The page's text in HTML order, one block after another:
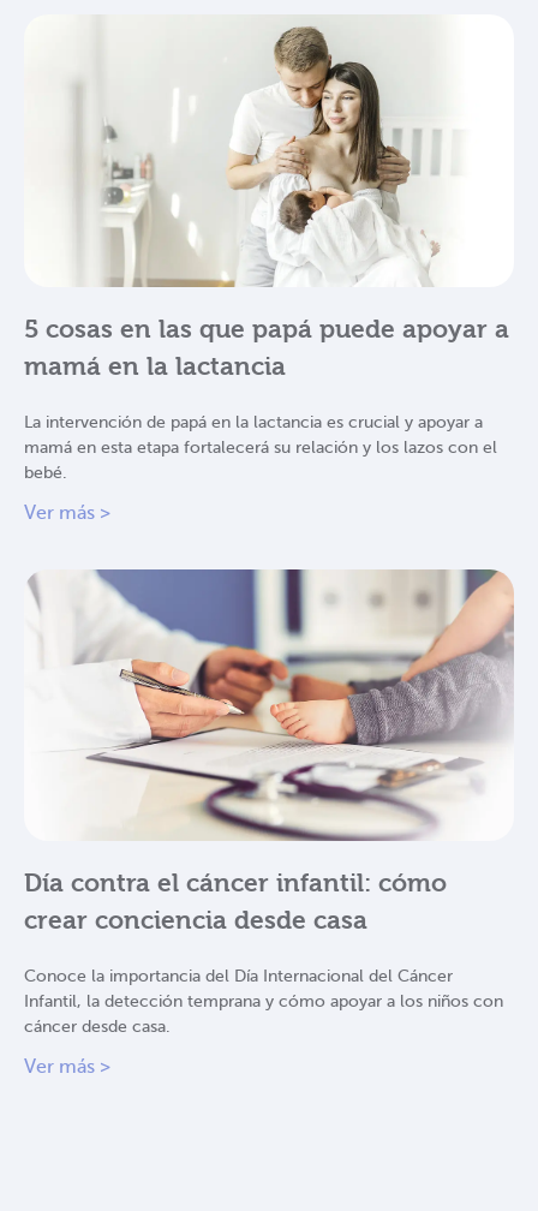
5 cosas en las que papá puede apoyar a
mamá en la lactancia
La intervención de papá en la lactancia es crucial y apoyar a
mamá en esta etapa fortalecerá su relación y los lazos con el
bebé.
Ver más >
Día contra el cáncer infantil: cómo
crear conciencia desde casa
Conoce la importancia del Día Internacional del Cáncer
Infantil, la detección temprana y cómo apoyar a los niños con
cáncer desde casa.
Ver más >